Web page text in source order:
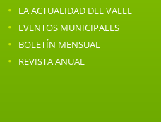
· LA ACTUALIDAD DEL VALLE
· EVENTOS MUNICIPALES
· BOLETÍN MENSUAL
· REVISTA ANUAL